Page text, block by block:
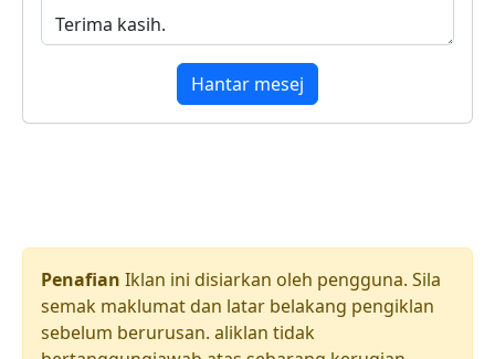
Hantar mesej
Penafian Iklan ini disiarkan oleh pengguna. Sila
semak maklumat dan latar belakang pengiklan
sebelum berurusan. aliklan tidak